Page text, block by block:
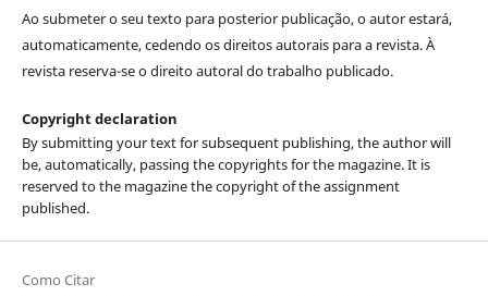
Ao submeter o seu texto para posterior publicação, o autor estará,
automaticamente, cedendo os direitos autorais para a revista. À
revista reserva-se o direito autoral do trabalho publicado.
Copyright declaration
By submitting your text for subsequent publishing, the author will
be, automatically, passing the copyrights for the magazine. It is
reserved to the magazine the copyright of the assignment
published.
Como Citar